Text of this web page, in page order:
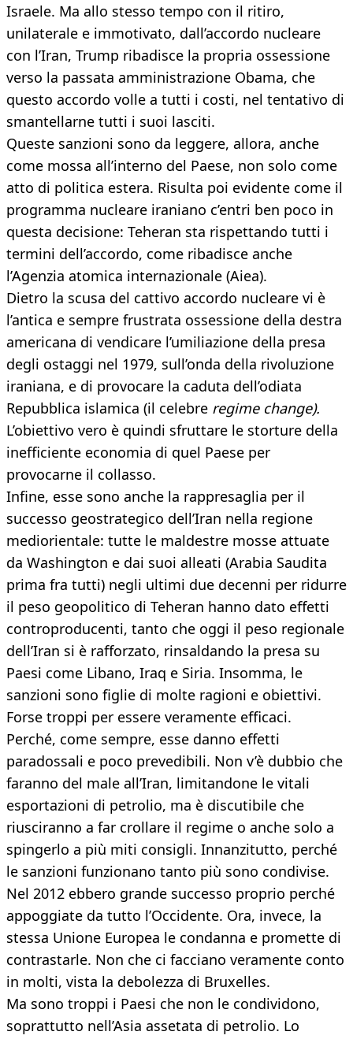
Israele. Ma allo stesso tempo con il ritiro,
unilaterale e immotivato, dall’accordo nucleare
con l’Iran, Trump ribadisce la propria ossessione
verso la passata amministrazione Obama, che
questo accordo volle a tutti i costi, nel tentativo di
smantellarne tutti i suoi lasciti.
Queste sanzioni sono da leggere, allora, anche
come mossa all’interno del Paese, non solo come
atto di politica estera. Risulta poi evidente come il
programma nucleare iraniano c’entri ben poco in
questa decisione: Teheran sta rispettando tutti i
termini dell’accordo, come ribadisce anche
l’Agenzia atomica internazionale (Aiea).
Dietro la scusa del cattivo accordo nucleare vi è
l’antica e sempre frustrata ossessione della destra
americana di vendicare l’umiliazione della presa
degli ostaggi nel 1979, sull’onda della rivoluzione
iraniana, e di provocare la caduta dell’odiata
Repubblica islamica (il celebre regime change).
L’obiettivo vero è quindi sfruttare le storture della
inefficiente economia di quel Paese per
provocarne il collasso.
Infine, esse sono anche la rappresaglia per il
successo geostrategico dell’Iran nella regione
mediorientale: tutte le maldestre mosse attuate
da Washington e dai suoi alleati (Arabia Saudita
prima fra tutti) negli ultimi due decenni per ridurre
il peso geopolitico di Teheran hanno dato effetti
controproducenti, tanto che oggi il peso regionale
dell’Iran si è rafforzato, rinsaldando la presa su
Paesi come Libano, Iraq e Siria. Insomma, le
sanzioni sono figlie di molte ragioni e obiettivi.
Forse troppi per essere veramente efficaci.
Perché, come sempre, esse danno effetti
paradossali e poco prevedibili. Non v’è dubbio che
faranno del male all’Iran, limitandone le vitali
esportazioni di petrolio, ma è discutibile che
riusciranno a far crollare il regime o anche solo a
spingerlo a più miti consigli. Innanzitutto, perché
le sanzioni funzionano tanto più sono condivise.
Nel 2012 ebbero grande successo proprio perché
appoggiate da tutto l’Occidente. Ora, invece, la
stessa Unione Europea le condanna e promette di
contrastarle. Non che ci facciano veramente conto
in molti, vista la debolezza di Bruxelles.
Ma sono troppi i Paesi che non le condividono,
soprattutto nell’Asia assetata di petrolio. Lo